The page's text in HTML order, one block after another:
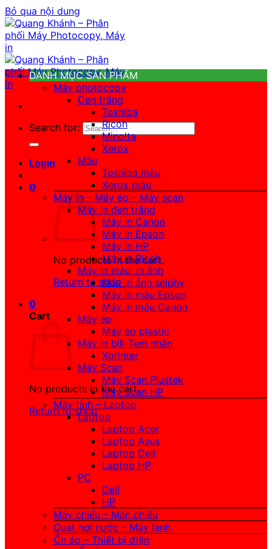
Bỏ qua nội dung
Search for:
Login
0
No products in the cart.
Return to shop
0
Cart
No products in the cart.
Return to shop
DANH MỤC SẢN PHẨM
Máy photocopy
Đen trắng
Toshiba
Ricoh
Minolta
Xerox
Màu
Toshiba màu
Xerox màu
Máy in – Máy ép – Máy scan
Máy in đen trắng
Máy in Canon
Máy in Epson
Máy in HP
Máy in Ricoh
Máy in màu, in ảnh
Máy in ảnh selphy
Máy in màu Epson
Máy in màu Canon
Máy ép
Máy ép plastic
Máy in bill-Tem nhãn
Xprinter
Máy Scan
Máy Scan Plustek
Máy Scan HP
Máy tính – Laptop
Laptop
Laptop Acer
Laptop Asus
Laptop Dell
Laptop HP
PC
Dell
HP
Máy chiếu – Màn chiếu
Quạt hơi nước – Máy lạnh
Ổn áp – Thiết bị điện